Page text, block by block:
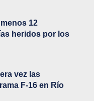
12
heridos por los
vez las
F-16 en Río